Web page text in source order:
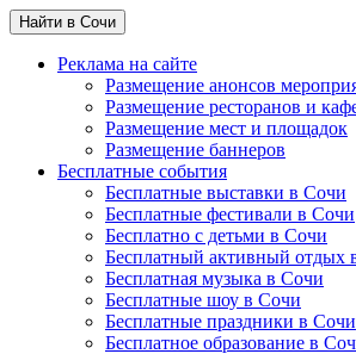
Найти в Сочи
Реклама на сайте
Размещение анонсов
Размещение ресторанов и
Размещение мест и площадок
Размещение баннеров
Бесплатные события
Бесплатные выставки в Сочи
Бесплатные фестивали в Сочи
Бесплатно с детьми в Сочи
Бесплатный активный отдых
Бесплатная музыка в Сочи
Бесплатные шоу в Сочи
Бесплатные праздники в Сочи
Бесплатное образование в